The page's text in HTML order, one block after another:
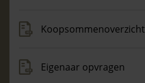
Koopsommenoverzicht
Eigenaar opvragen